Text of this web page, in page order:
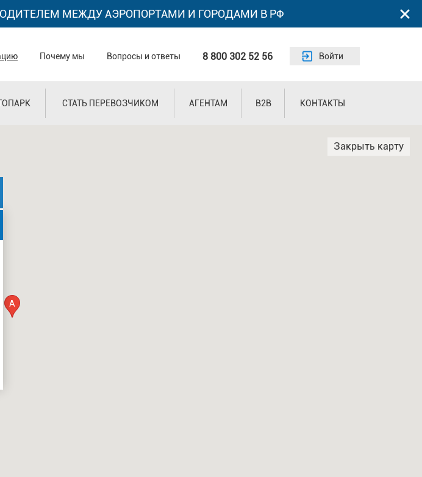
МЕЖДУ АЭРОПОРТАМИ И ГОРОДАМИ В РФ
Почему мы Вопросы и ответы 8 800 302 52 56 Войти
СТАТЬ ПЕРЕВОЗЧИКОМ АГЕНТАМ B2B КОНТАКТЫ
Закрыть карту
A